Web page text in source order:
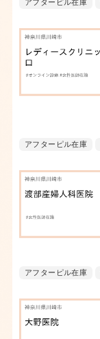
アフターピル在庫
アフターピル在庫
アフターピル在庫